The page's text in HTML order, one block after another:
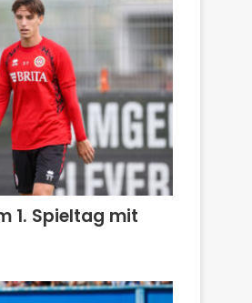
1. Spieltag mit